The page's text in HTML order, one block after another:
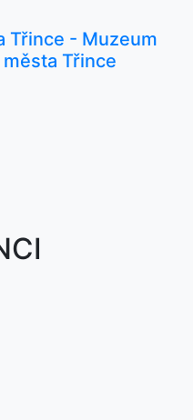
Třince - Muzeum
Třince